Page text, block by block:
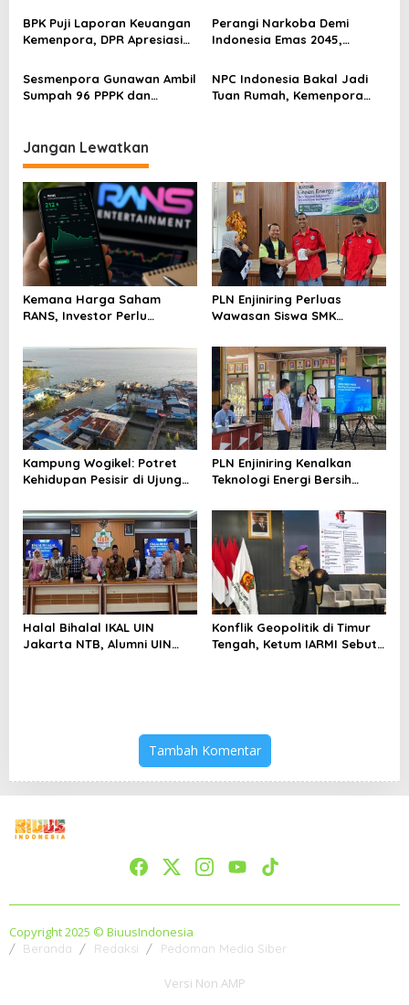
s
Program Pemuda dan
Olahraga
Kolaborasi
BPK Puji Laporan Keuangan
Kemenpora, DPR Apresiasi
Perangi Narkoba Demi
Indonesia Emas 2045,
Sesmenpora Gunawan Ambil
Sumpah 96 PPPK dan
NPC Indonesia Bakal Jadi
Tuan Rumah, Kemenpora
Jangan Lewatkan
Kemana Harga Saham
RANS, Investor Perlu
Menghindari Spekulasi
Berlebihan
PLN Enjiniring Perluas
Wawasan Siswa SMK
Perubahan Iklim
Kampung Wogikel: Potret
Kehidupan Pesisir di Ujung
Bertahan di Tengah
Keterbatasan
PLN Enjiniring Kenalkan
Teknologi Energi Bersih
Halal Bihalal IKAL UIN
Jakarta NTB, Alumni UIN
Konflik Geopolitik di Timur
Tengah, Ketum IARMI Sebut
Tambah Komentar
Copyright 2025 © BiuusIndonesia
Beranda Redaksi Pedoman Media Siber
Versi Non AMP